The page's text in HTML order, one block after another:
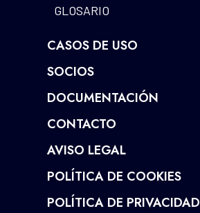
GLOSARIO
CASOS DE USO
SOCIOS
DOCUMENTACIÓN
CONTACTO
AVISO LEGAL
POLÍTICA DE COOKIES
POLÍTICA DE PRIVACIDAD